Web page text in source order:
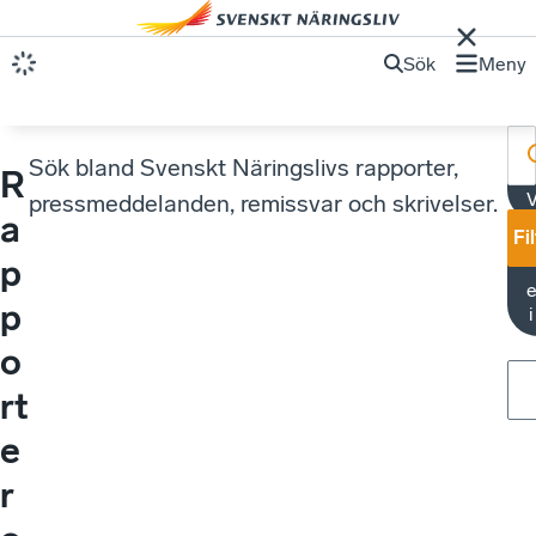
Sök Meny
R
a
p
p
o
rt
e
r
Sök bland Svenskt Näringslivs rapporter,
pressmeddelanden, remissvar och skrivelser.